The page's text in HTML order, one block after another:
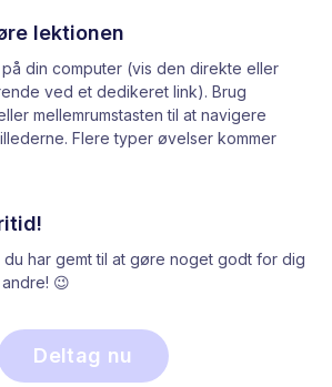
lektionen
din computer (vis den direkte eller
ved et dedikeret link). Brug
mellemrumstasten til at navigere
Flere typer øvelser kommer
du har gemt til at gøre noget godt for dig
😉
Deltag nu